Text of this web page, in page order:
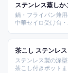
ステンレス蒸しか
鍋・フライパン兼
中華セイロ受け台
ー・桑原セイロ鍋
イプ別に整理した。
茶こし ステンレ
ステンレス製の深
茶こし付きポット